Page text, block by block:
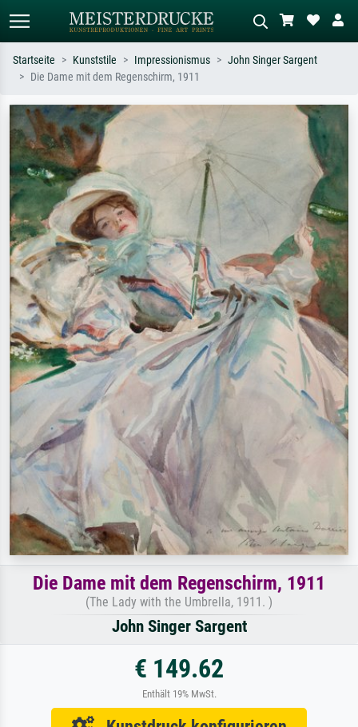
Suchen Sie nach Künstlern, Werktiteln
oder Stilen – z.B. Monet,
Sternennacht, Impressionismus, Welle
Hokusai, Akt.
Beschreiben Sie die Szene – z.B. Grüne
Wiese, Abstrakt mit viel Rot, Dunkles
Ölgemälde, Stehender Akt neben einem
Startseite Kunststile Impressionismus
John Singer Sargent
Die Dame mit dem Regenschirm, 1911
Die Dame mit dem Regenschirm, 1911
(The Lady with the Umbrella, 1911. )
John Singer Sargent
€ 149.62
Enthält 19% MwSt.